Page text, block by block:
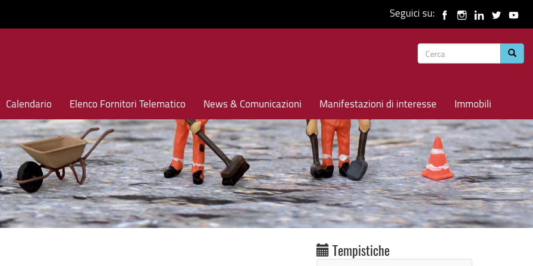
Seguici su:
Form
ricerca
Calendario Elenco Fornitori Telematico News & Comunicazioni Manifestazioni di interesse Immobili
Tempistiche